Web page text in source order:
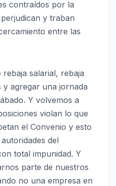
contraídos por la
y traban
entre las
salarial, rebaja
y agregar una jornada
Y volvemos a
violan lo que
el Convenio y esto
del
total impunidad. Y
parte de nuestros
no una empresa en